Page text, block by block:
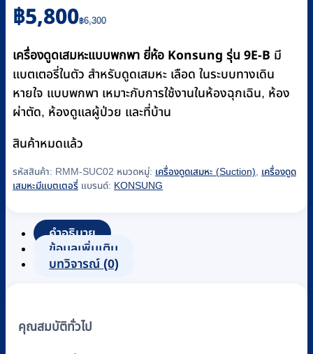
฿6,300
Original
price
฿6,300.
฿5,800
Current
price
฿5,800.
เครื่องดูดเสมหะแบบพกพา ยี่ห้อ Konsung รุ่น 9E-B มี
แบตเตอรี่ในตัว สำหรับดูดเสมหะ เลือด ในระบบทางเดิน
หายใจ แบบพกพา เหมาะกับการใช้งานในห้องฉุกเฉิน, ห้อง
ผ่าตัด, ห้องดูแลผู้ป่วย และที่บ้าน
สินค้าหมดแล้ว
รหัสสินค้า: RMM-SUC02 หมวดหมู่: เครื่องดูดเสมหะ (Suction), เครื่องดูด
เสมหะมีแบตเตอรี่ แบรนด์: KONSUNG
คำอธิบาย
ข้อมูลเพิ่มเติม
บทวิจารณ์ (0)
คุณสมบัติทั่วไป